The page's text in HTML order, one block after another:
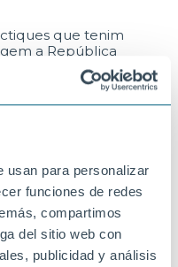
usan para personalizar
funciones de redes
compartimos
del sitio web con
publicidad y análisis
que tenim
a República
els seus
molt de la